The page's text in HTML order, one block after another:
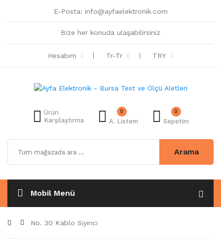
E-Posta: info@ayfaelektronik.com
Bize her konuda ulaşabilirsiniz
Hesabım Tr-Tr TRY
Ürün
Karşılaştırma
A. Listem
0 0
Sepetim
Arama
Mobil Menü
No. 30 Kablo Sıyırıcı